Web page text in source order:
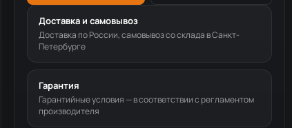
Доставка и самовывоз
Доставка по России, самовывоз со склада в Санкт-
Петербурге
Гарантия
Гарантийные условия — в соответствии с регламентом
производителя